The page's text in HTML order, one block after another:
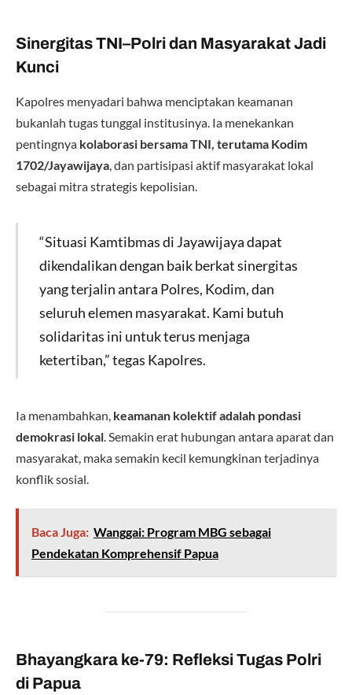
Sinergitas TNI–Polri dan Masyarakat Jadi
Kunci
Kapolres menyadari bahwa menciptakan keamanan
bukanlah tugas tunggal institusinya. Ia menekankan
pentingnya kolaborasi bersama TNI, terutama Kodim
1702/Jayawijaya, dan partisipasi aktif masyarakat lokal
sebagai mitra strategis kepolisian.
“Situasi Kamtibmas di Jayawijaya dapat
dikendalikan dengan baik berkat sinergitas
yang terjalin antara Polres, Kodim, dan
seluruh elemen masyarakat. Kami butuh
solidaritas ini untuk terus menjaga
ketertiban,” tegas Kapolres.
Ia menambahkan, keamanan kolektif adalah pondasi
demokrasi lokal. Semakin erat hubungan antara aparat dan
masyarakat, maka semakin kecil kemungkinan terjadinya
konflik sosial.
Baca Juga: Wanggai: Program MBG sebagai
Pendekatan Komprehensif Papua
Bhayangkara ke-79: Refleksi Tugas Polri
di Papua